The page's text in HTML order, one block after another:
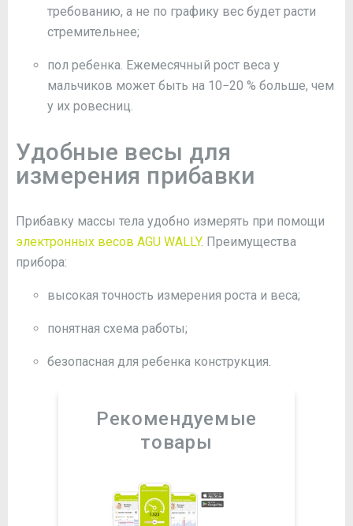
требованию, а не по графику вес будет расти
стремительнее;
пол ребенка. Ежемесячный рост веса у
мальчиков может быть на 10−20 % больше, чем
у их ровесниц.
Удобные весы для
измерения прибавки
Прибавку массы тела удобно измерять при помощи
электронных весов AGU WALLY. Преимущества
прибора:
высокая точность измерения роста и веса;
понятная схема работы;
безопасная для ребенка конструкция.
Рекомендуемые
товары